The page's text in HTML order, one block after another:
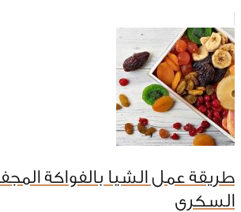
طريقة عمل الشيا بالفواكة
السكري